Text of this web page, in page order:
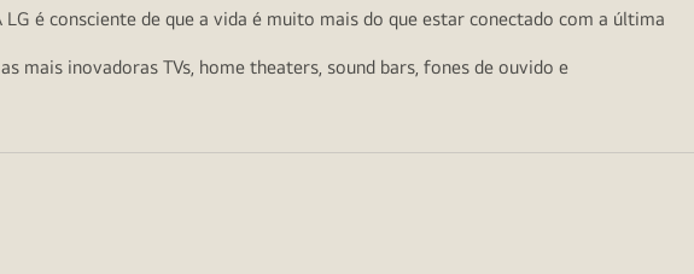
é consciente de que a vida é muito mais do que estar conectado com a última
mais inovadoras TVs, home theaters, sound bars, fones de ouvido e